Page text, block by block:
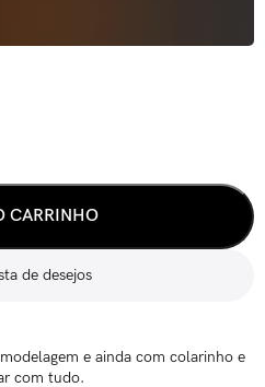
CARRINHO
de desejos
e ainda com colarinho e
com tudo.